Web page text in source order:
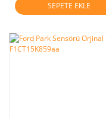
SEPETE EKLE